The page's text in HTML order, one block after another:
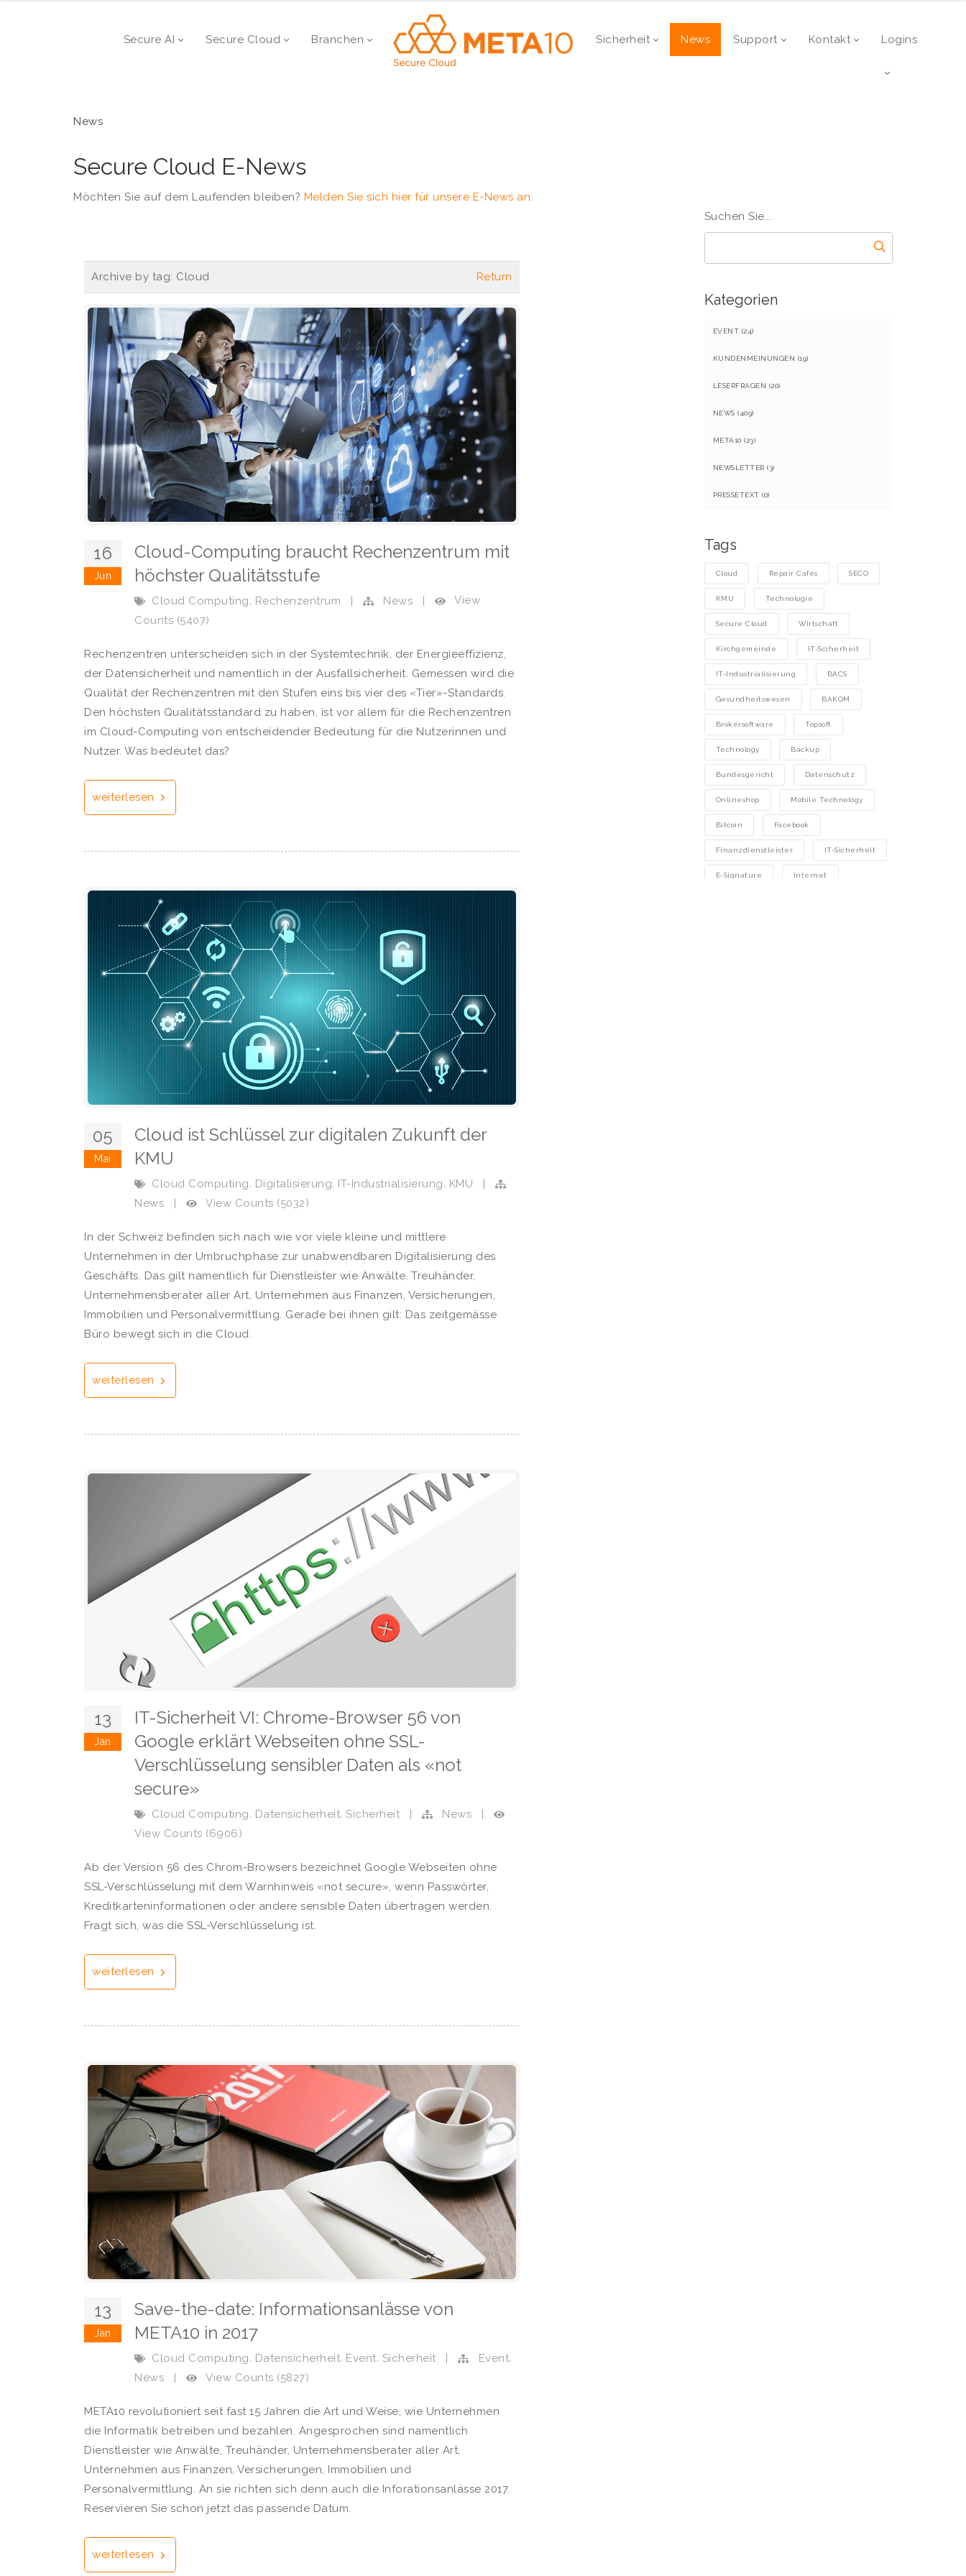
Secure AI Secure Cloud Branchen Sicherheit News Support Kontakt Logins
News
Secure Cloud E-News
Möchten Sie auf dem Laufenden bleiben? Melden Sie sich hier für unsere E-News an.
Archive by tag: Cloud Return
16
Jun
Cloud-Computing braucht Rechenzentrum mit
höchster Qualitätsstufe
Cloud Computing, Rechenzentrum | News |
View
Counts (5407)
Rechenzentren unterscheiden sich in der Systemtechnik, der Energieeffizienz,
der Datensicherheit und namentlich in der Ausfallsicherheit. Gemessen wird die
Qualität der Rechenzentren mit den Stufen eins bis vier des «Tier»-Standards.
Den höchsten Qualitätsstandard zu haben, ist vor allem für die Rechenzentren
im Cloud-Computing von entscheidender Bedeutung für die Nutzerinnen und
Nutzer. Was bedeutet das?
weiterlesen
05
Mai
Cloud ist Schlüssel zur digitalen Zukunft der
KMU
Cloud Computing, Digitalisierung, IT-Industrialisierung, KMU
|
News
| View Counts (5032)
In der Schweiz befinden sich nach wie vor viele kleine und mittlere
Unternehmen in der Umbruchphase zur unabwendbaren Digitalisierung des
Geschäfts. Das gilt namentlich für Dienstleister wie Anwälte, Treuhänder,
Unternehmensberater aller Art, Unternehmen aus Finanzen, Versicherungen,
Immobilien und Personalvermittlung. Gerade bei ihnen gilt: Das zeitgemässe
Büro bewegt sich in die Cloud.
weiterlesen
13
Jan
IT-Sicherheit VI: Chrome-Browser 56 von
Google erklärt Webseiten ohne SSL-
Verschlüsselung sensibler Daten als «not
secure»
Cloud Computing, Datensicherheit, Sicherheit | News
|
View Counts (6906)
Ab der Version 56 des Chrom-Browsers bezeichnet Google Webseiten ohne
SSL-Verschlüsselung mit dem Warnhinweis «not secure», wenn Passwörter,
Kreditkarteninformationen oder andere sensible Daten übertragen werden.
Fragt sich, was die SSL-Verschlüsselung ist.
weiterlesen
13
Jan
Save-the-date: Informationsanlässe von
META10 in 2017
Cloud Computing, Datensicherheit, Event, Sicherheit | Event,
News
| View Counts (5827)
META10 revolutioniert seit fast 15 Jahren die Art und Weise, wie Unternehmen
die Informatik betreiben und bezahlen. Angesprochen sind namentlich
Dienstleister wie Anwälte, Treuhänder, Unternehmensberater aller Art,
Unternehmen aus Finanzen, Versicherungen, Immobilien und
Personalvermittlung. An sie richten sich denn auch die Inforationsanlässe 2017.
Reservieren Sie schon jetzt das passende Datum.
weiterlesen
Suchen Sie...
Kategorien
EVENT (24)
KUNDENMEINUNGEN (19)
LESERFRAGEN (20)
NEWS (409)
META10 (23)
NEWSLETTER (3)
PRESSETEXT (0)
Tags
Cloud Repair Cafés SECO
KMU Technologie
Secure Cloud Wirtschaft
Kirchgemeinde IT-Sciherheit
IT-Industrialisierung BACS
Gesundheitswesen BAKOM
Brokersoftware Topsoft
Technology Backup
Bundesgericht Datenschutz
Onlineshop Mobile Technology
Bitcoin Facebook
Finanzdienstleister IT-Sicherheit
E-Signature Internet